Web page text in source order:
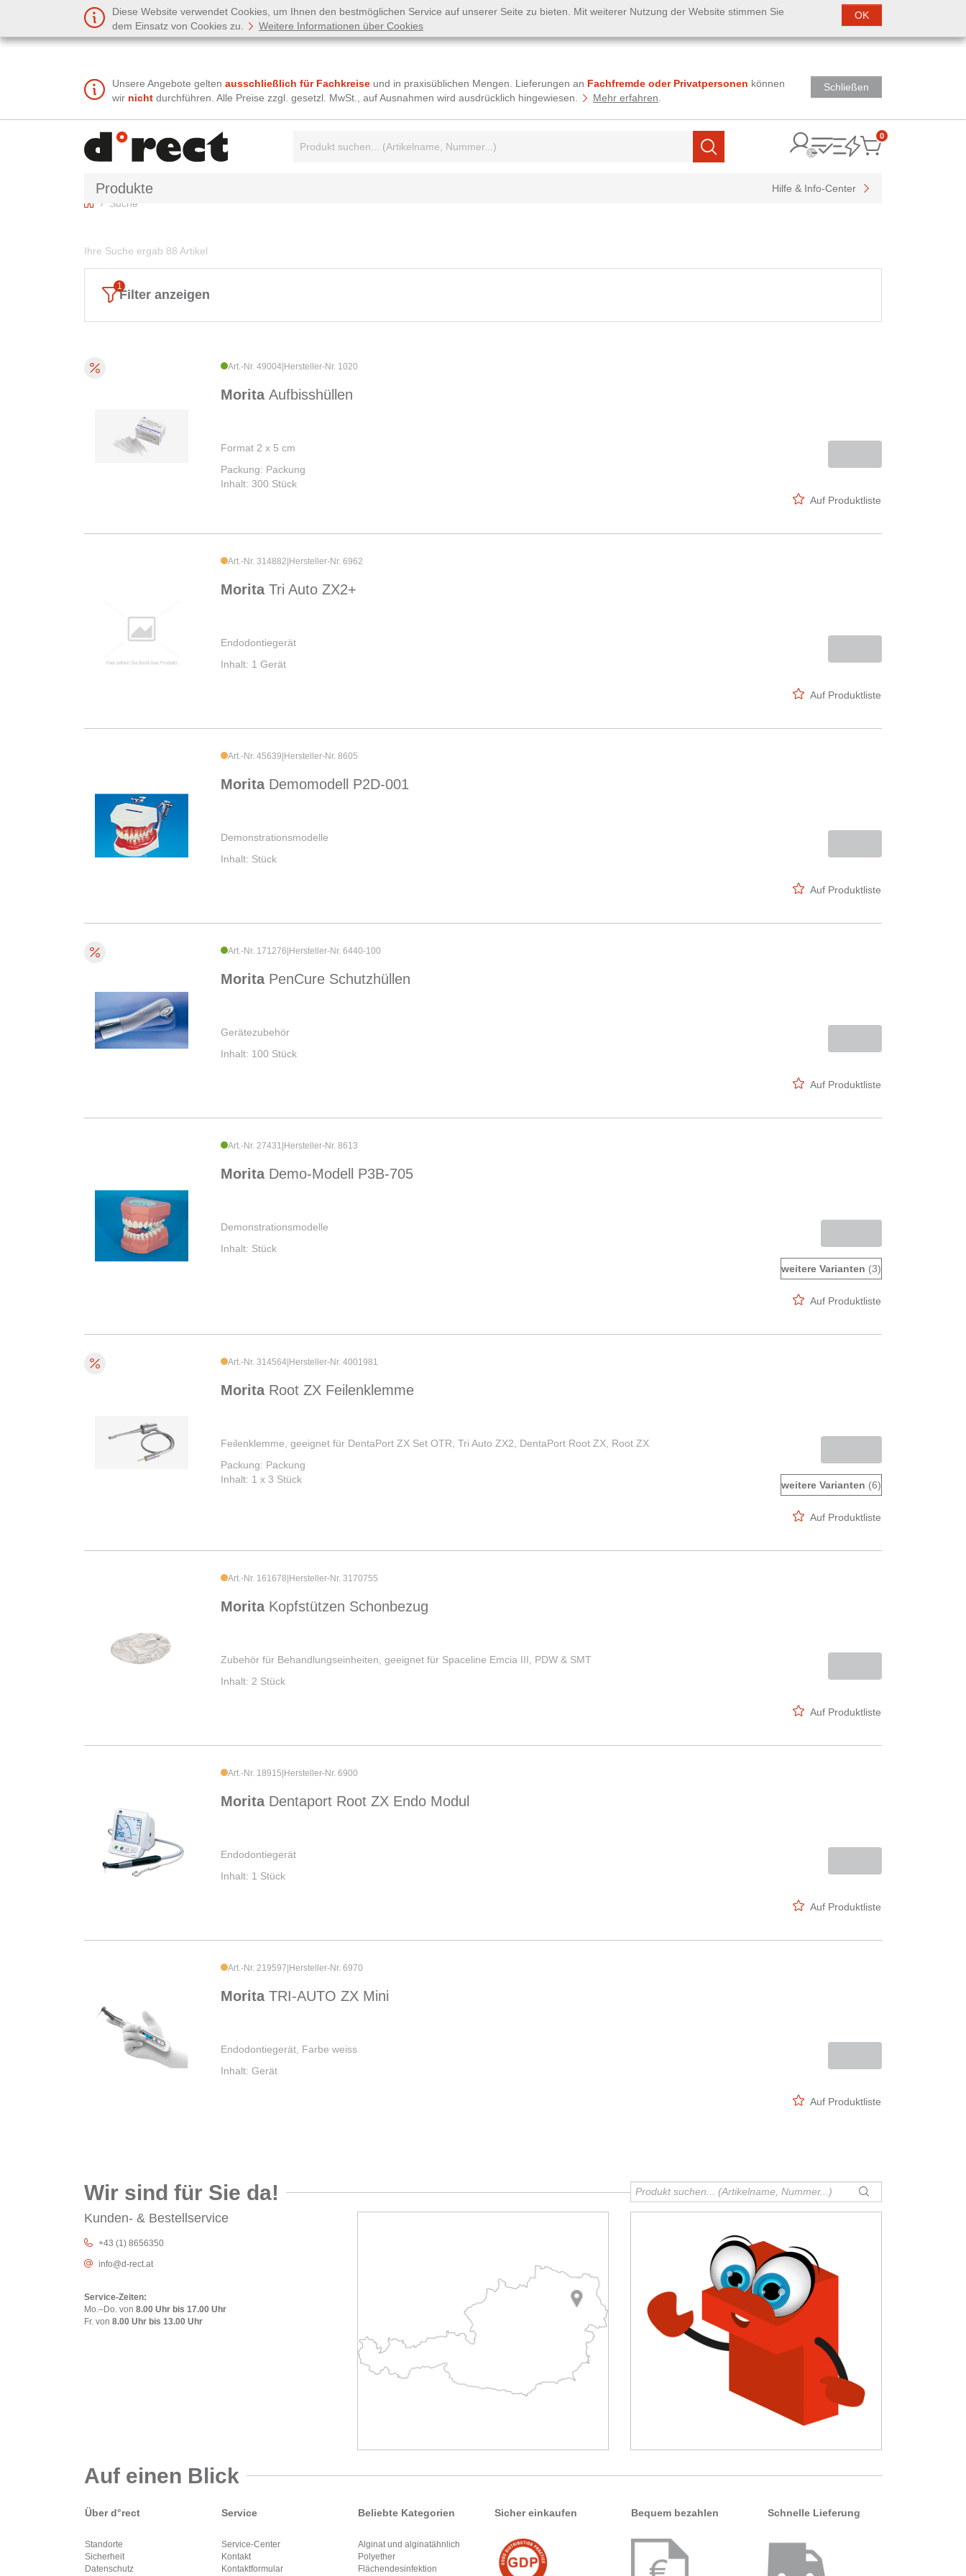
Diese Website verwendet Cookies, um Ihnen den bestmöglichen Service auf unserer Seite zu bieten. Mit weiterer Nutzung der Website stimmen Sie
dem Einsatz von Cookies zu.
Weitere Informationen über Cookies
OK
Unsere Angebote gelten ausschließlich für Fachkreise und in praxisüblichen Mengen. Lieferungen an Fachfremde oder Privatpersonen können
wir nicht durchführen. Alle Preise zzgl. gesetzl. MwSt., auf Ausnahmen wird ausdrücklich hingewiesen. Mehr erfahren
Schließen
Suchen
0Items
Produkte
Hilfe & Info-Center
Home Suche
Ihre Suche ergab 88 Artikel
Filter anzeigen
Art.-Nr. 49004 Hersteller-Nr. 1020
Morita Aufbisshüllen
Format 2 x 5 cm
Packung: Packung
Inhalt: 300 Stück
Auf Produktliste
Art.-Nr. 314882 Hersteller-Nr. 6962
Morita Tri Auto ZX2+
Endodontiegerät
Inhalt: 1 Gerät
Auf Produktliste
Art.-Nr. 45639 Hersteller-Nr. 8605
Morita Demomodell P2D-001
Demonstrationsmodelle
Inhalt: Stück
Auf Produktliste
Art.-Nr. 171276 Hersteller-Nr. 6440-100
Morita PenCure Schutzhüllen
Gerätezubehör
Inhalt: 100 Stück
Auf Produktliste
Art.-Nr. 27431 Hersteller-Nr. 8613
Morita Demo-Modell P3B-705
Demonstrationsmodelle
Inhalt: Stück
weitere Varianten (3)
Auf Produktliste
Art.-Nr. 314564 Hersteller-Nr. 4001981
Morita Root ZX Feilenklemme
Feilenklemme, geeignet für DentaPort ZX Set OTR, Tri Auto ZX2, DentaPort Root ZX, Root ZX
Packung: Packung
Inhalt: 1 x 3 Stück
weitere Varianten (6)
Auf Produktliste
Art.-Nr. 161678 Hersteller-Nr. 3170755
Morita Kopfstützen Schonbezug
Zubehör für Behandlungseinheiten, geeignet für Spaceline Emcia III, PDW & SMT
Inhalt: 2 Stück
Auf Produktliste
Art.-Nr. 18915 Hersteller-Nr. 6900
Morita Dentaport Root ZX Endo Modul
Endodontiegerät
Inhalt: 1 Stück
Auf Produktliste
Art.-Nr. 219597 Hersteller-Nr. 6970
Morita TRI-AUTO ZX Mini
Endodontiegerät, Farbe weiss
Inhalt: Gerät
Auf Produktliste
Wir sind für Sie da!
Kunden- & Bestellservice
+43 (1) 8656350
info@d-rect.at
Service-Zeiten:
Mo.–Do. von 8.00 Uhr bis 17.00 Uhr
Fr. von 8.00 Uhr bis 13.00 Uhr
Auf einen Blick
Über d°rect
Standorte
Sicherheit
Datenschutz
Service
Service-Center
Kontakt
Kontaktformular
Beliebte Kategorien
Alginat und alginatähnlich
Polyether
Flächendesinfektion
Sicher einkaufen Bequem bezahlen Schnelle Lieferung